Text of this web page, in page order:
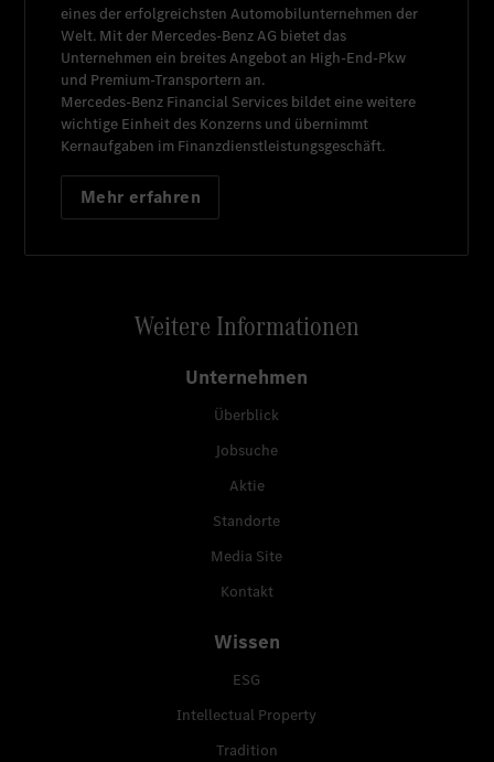
eines der erfolgreichsten Automobilunternehmen der
Welt. Mit der Mercedes-Benz AG bietet das
Unternehmen ein breites Angebot an High-End-Pkw
und Premium-Transportern an.
Mercedes-Benz Financial Services bildet eine weitere
wichtige Einheit des Konzerns und übernimmt
Kernaufgaben im Finanzdienstleistungsgeschäft.
Mehr erfahren
Weitere Informationen
Unternehmen
Überblick
Jobsuche
Aktie
Standorte
Media Site
Kontakt
Wissen
ESG
Intellectual Property
Tradition